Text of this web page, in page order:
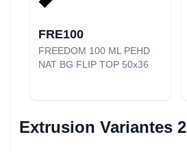
FRE100
FREEDOM 100 ML PEHD
NAT BG FLIP TOP 50x36
Extrusion Variantes 2